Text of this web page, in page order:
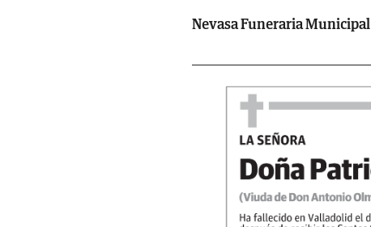
Nevasa Funeraria Municipal